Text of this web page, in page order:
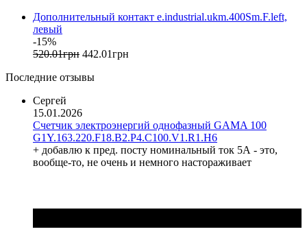
GENERICA (Китай)
Gewiss (Италия)
Ginlong Solis (Китай)
Hager (Германия)
Haupa (Германия)
HD Hyundai Electric (Корея)
Hemstedt (Германия)
Horoz Electric (Турция)
Huawei (Китай)
Дополнительный контакт e.industrial.ukm.400Sm.F.left,
левый
-15%
520.01грн 442.01грн
Последние отзывы
Сергей
15.01.2026
Счетчик электроэнергий однофазный GAMA 100
G1Y.163.220.F18.B2.P4.C100.V1.R1.H6
+ добавлю к пред. посту номинальный ток 5А - это,
вообще-то, не очень и немного настораживает